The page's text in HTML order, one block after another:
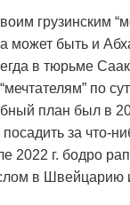
грузинским
может быть и
в тюрьме
по
план был в
за что-
2022 г. бодро
в Швейцарию